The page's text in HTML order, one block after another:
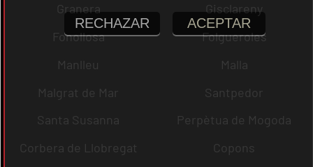
Granera
Gisclareny
Fonollosa
Folgueroles
Manlleu
Malla
Malgrat de Mar
Santpedor
Santa Susanna
Perpètua de Mogoda
Corbera de Llobregat
Copons
RECHAZAR ACEPTAR